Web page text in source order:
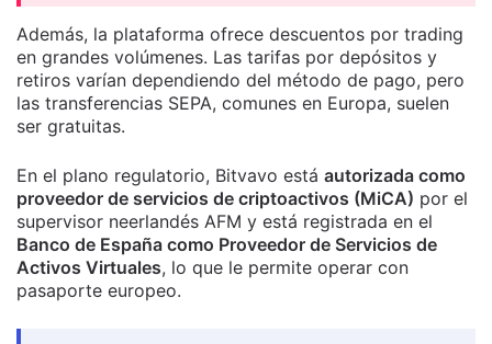
Además, la plataforma ofrece descuentos por trading
en grandes volúmenes. Las tarifas por depósitos y
retiros varían dependiendo del método de pago, pero
las transferencias SEPA, comunes en Europa, suelen
ser gratuitas.
En el plano regulatorio, Bitvavo está autorizada como
proveedor de servicios de criptoactivos (MiCA) por el
supervisor neerlandés AFM y está registrada en el
Banco de España como Proveedor de Servicios de
Activos Virtuales, lo que le permite operar con
pasaporte europeo.